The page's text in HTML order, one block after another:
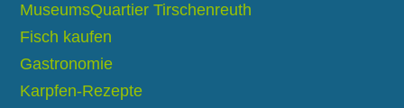
MuseumsQuartier Tirschenreuth
Fisch kaufen
Gastronomie
Karpfen-Rezepte